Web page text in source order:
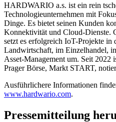
HARDWARIO a.s. ist ein rein
Technologieunternehmen mit
Dinge. Es bietet seinen Kunden
Konnektivität und Cloud-Dienste.
setzt es erfolgreich IoT-Projekte
Landwirtschaft, im Einzelhandel,
Asset-Management um. Seit 2022
Prager Börse, Markt START,
Ausführlichere Informationen
www.hardwario.com.
Pressemitteilung